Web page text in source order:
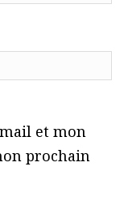
et mon
prochain